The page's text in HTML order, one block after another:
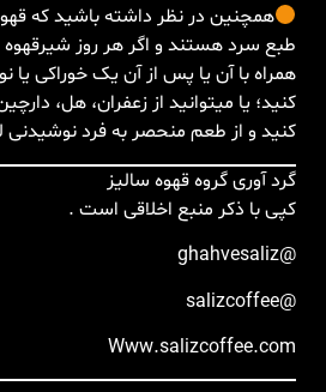
همچنین در نظر داشته باشید که
طبع سرد هستند و اگر هر روز
همراه با آن یا پس از آن یک خوراکی یا
کنید؛ یا میتوانید از زعفران، هل،
کنید و از طعم منحصر به فرد نوشیدنی
گرد آوری گروه قهوه سالیز
کپی با ذکر منبع اخلاقی است .
‏@ghahvesaliz
‏@salizcoffee